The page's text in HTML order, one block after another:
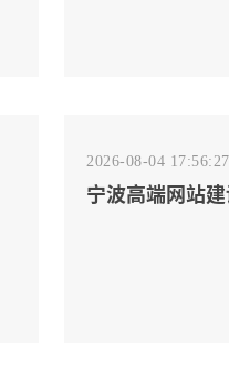
2026-08-04 17:56:27
宁波高端网站